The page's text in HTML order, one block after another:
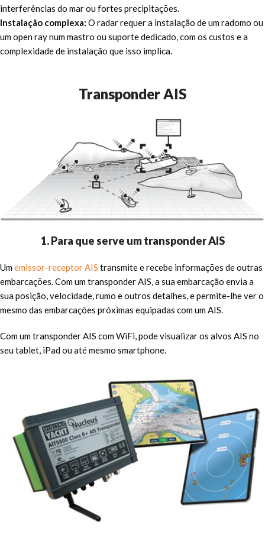
interferências do mar ou fortes precipitações.
Instalação complexa: O radar requer a instalação de um radomo ou
um open ray num mastro ou suporte dedicado, com os custos e a
complexidade de instalação que isso implica.
Transponder AIS
1. Para que serve um transponder AIS
Umemissor-receptor AIS transmite e recebe informações de outras
embarcações. Com um transponder AIS, a sua embarcação envia a
sua posição, velocidade, rumo e outros detalhes, e permite-lhe ver o
mesmo das embarcações próximas equipadas com um AIS.
Com um transponder AIS com WiFi, pode visualizar os alvos AIS no
seu tablet, iPad ou até mesmo smartphone.